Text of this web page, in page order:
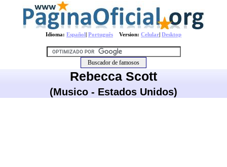
Idioma: Español| Português Version: Celular| Desktop
Rebecca Scott
(Musico - Estados Unidos)